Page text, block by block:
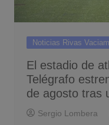
Noticias Rivas
El estadio de
Telégrafo
de agosto tras
Sergio Lombera